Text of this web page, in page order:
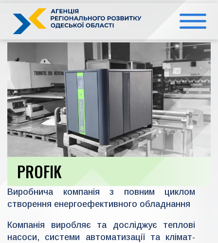
вмісту
PROFIK
Виробнича компанія з повним циклом
створення енергоефективного обладнання
Компанія виробляє та досліджує теплові
насоси, системи автоматизації та клімат-